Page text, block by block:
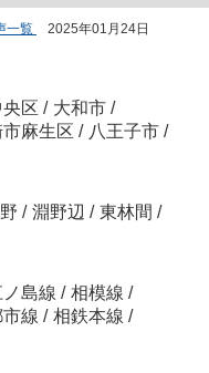
一覧 2025年01月24日
区 / 大和市 /
市麻生区 / 八王子市 /
/ 淵野辺 / 東林間 /
島線 / 相模線 /
線 / 相鉄本線 /